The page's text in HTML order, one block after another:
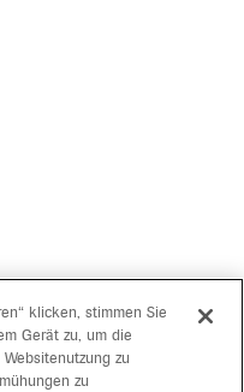
klicken, stimmen Sie
Gerät zu, um die
zu
zu